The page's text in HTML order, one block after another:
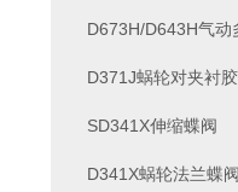
D673H/D643H气动
D371J蜗轮对夹衬
SD341X伸缩蝶阀
D341X蜗轮法兰蝶阀